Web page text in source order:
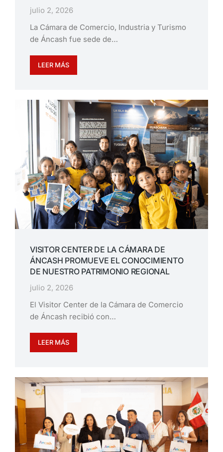
julio 2, 2026
La Cámara de Comercio, Industria y Turismo
de Áncash fue sede de…
LEER MÁS
VISITOR CENTER DE LA CÁMARA DE
ÁNCASH PROMUEVE EL CONOCIMIENTO
DE NUESTRO PATRIMONIO REGIONAL
julio 2, 2026
El Visitor Center de la Cámara de Comercio
de Áncash recibió con…
LEER MÁS